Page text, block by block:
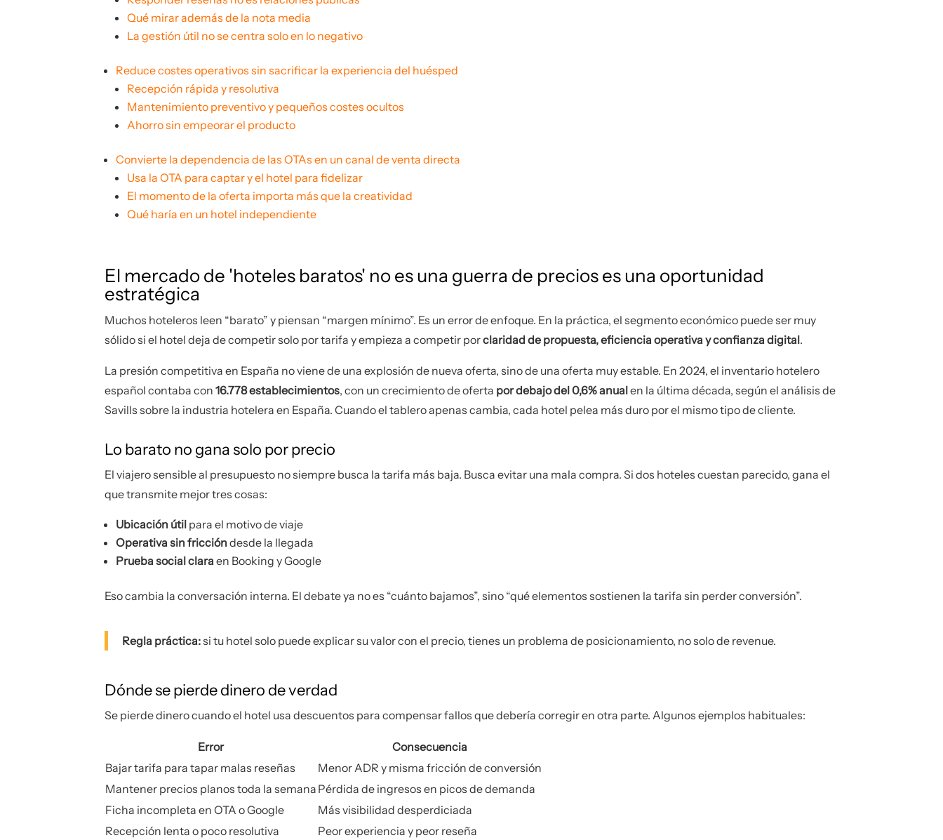
Qué mirar además de la nota media
La gestión útil no se centra solo en lo negativo
Reduce costes operativos sin sacrificar la experiencia del huésped
Recepción rápida y resolutiva
Mantenimiento preventivo y pequeños costes ocultos
Ahorro sin empeorar el producto
Convierte la dependencia de las OTAs en un canal de venta directa
Usa la OTA para captar y el hotel para fidelizar
El momento de la oferta importa más que la creatividad
Qué haría en un hotel independiente
El mercado de 'hoteles baratos' no es una guerra de precios es una oportunidad
estratégica
Muchos hoteleros leen “barato” y piensan “margen mínimo”. Es un error de enfoque. En la práctica, el segmento económico puede ser muy
sólido si el hotel deja de competir solo por tarifa y empieza a competir porclaridad de propuesta, eficiencia operativa y confianza digital.
La presión competitiva en España no viene de una explosión de nueva oferta, sino de una oferta muy estable. En 2024, el inventario hotelero
español contaba con16.778 establecimientos, con un crecimiento de oferta por debajo del 0,6% anualen la última década, según el análisis de
Savills sobre la industria hotelera en España. Cuando el tablero apenas cambia, cada hotel pelea más duro por el mismo tipo de cliente.
Lo barato no gana solo por precio
El viajero sensible al presupuesto no siempre busca la tarifa más baja. Busca evitar una mala compra. Si dos hoteles cuestan parecido, gana el
que transmite mejor tres cosas:
Ubicación útil para el motivo de viaje
Operativa sin fricción desde la llegada
Prueba social clara en Booking y Google
Eso cambia la conversación interna. El debate ya no es “cuánto bajamos”, sino “qué elementos sostienen la tarifa sin perder conversión”.
Regla práctica:si tu hotel solo puede explicar su valor con el precio, tienes un problema de posicionamiento, no solo de revenue.
Dónde se pierde dinero de verdad
Se pierde dinero cuando el hotel usa descuentos para compensar fallos que debería corregir en otra parte. Algunos ejemplos habituales:
Error
Consecuencia
Bajar tarifa para tapar malas reseñas
Menor ADR y misma fricción de conversión
Mantener precios planos toda la semana Pérdida de ingresos en picos de demanda
Ficha incompleta en OTA o Google
Más visibilidad desperdiciada
Recepción lenta o poco resolutiva
Peor experiencia y peor reseña